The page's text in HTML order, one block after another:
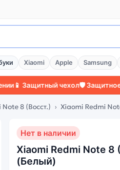
Xiaomi Apple Samsung
чехол🛡️ Защитное стекло
8 (Восст.) Xiaomi Redmi
Нет в наличии
Xiaomi Redmi Note 8
(Белый)